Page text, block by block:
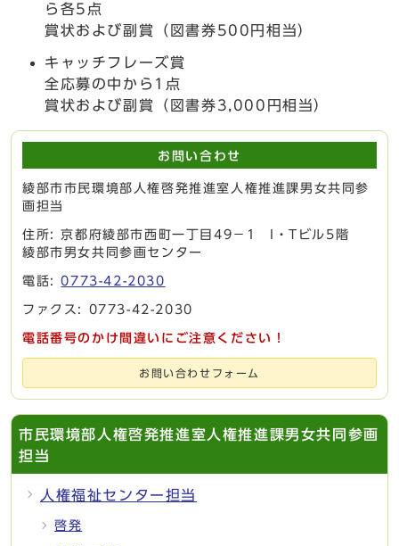
ら各5点
賞状および副賞（図書券500円相当）
キャッチフレーズ賞
全応募の中から1点
賞状および副賞（図書券3,000円相当）
お問い合わせ
綾部市市民環境部人権啓発推進室人権推進課男女共同参
画担当
住所: 京都府綾部市西町一丁目49－1 I・Tビル5階
綾部市男女共同参画センター
電話:0773-42-2030
ファクス: 0773-42-2030
電話番号のかけ間違いにご注意ください！
お問い合わせフォーム
市民環境部人権啓発推進室人権推進課男女共同参画
担当
人権福祉センター担当
啓発